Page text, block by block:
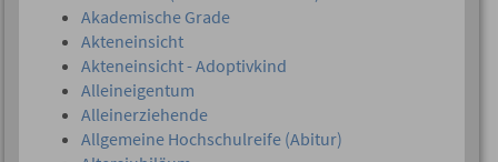
Akademische Grade
Akteneinsicht
Akteneinsicht - Adoptivkind
Alleineigentum
Alleinerziehende
Allgemeine Hochschulreife (Abitur)